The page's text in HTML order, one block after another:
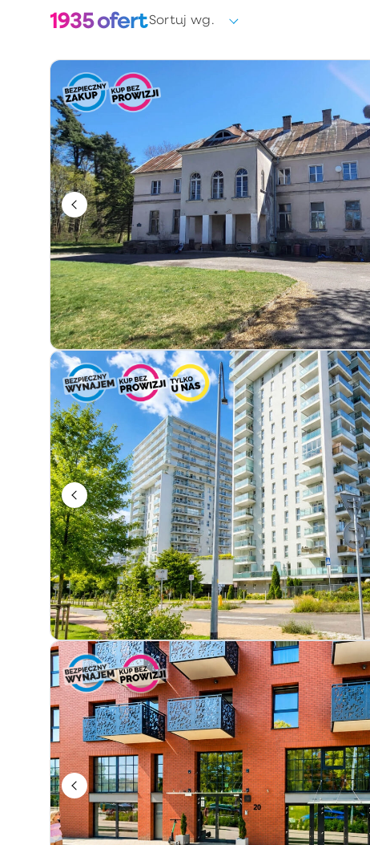
Wybierz
Forma własności
Wybierz
Rok budowy
Słowa kluczowe / numer oferty
Informacje dodatkowe
Tylko u nas Obniżka ceny Premium
1935ofertSortuj wg.